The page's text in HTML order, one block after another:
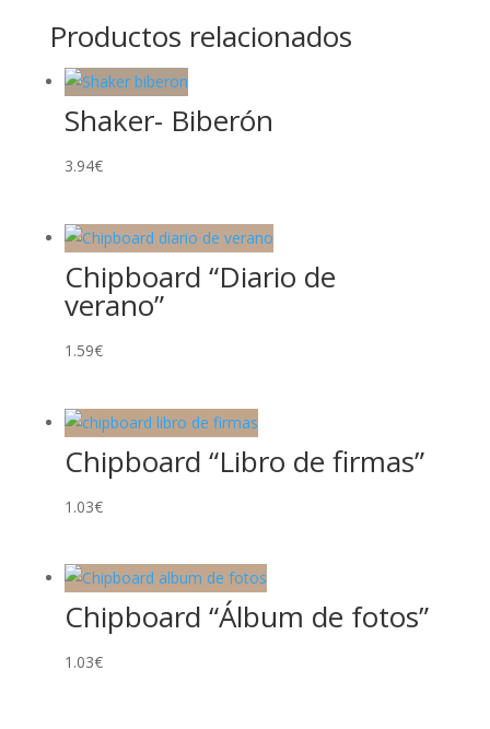
Productos relacionados
Shaker- Biberón
3.94€
Chipboard “Diario de
verano”
1.59€
Chipboard “Libro de firmas”
1.03€
Chipboard “Álbum de fotos”
1.03€